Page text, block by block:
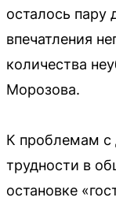
осталось пару
впечатления
количества
Морозова.
К проблемам с
трудности в
остановке